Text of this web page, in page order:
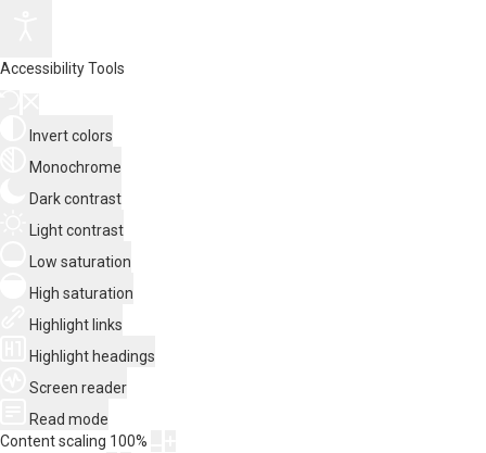
Accessibility Tools
Invert colors
Monochrome
Dark contrast
Light contrast
Low saturation
High saturation
Highlight links
Highlight headings
Screen reader
Read mode
Content scaling 100%